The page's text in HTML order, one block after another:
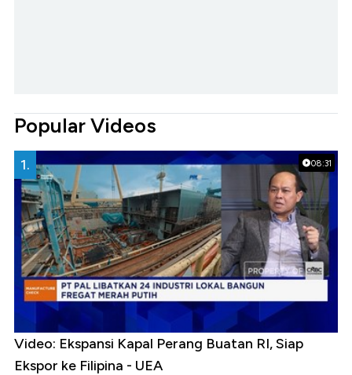
Popular Videos
08:31
1.
Video: Ekspansi Kapal Perang Buatan RI, Siap
Ekspor ke Filipina - UEA